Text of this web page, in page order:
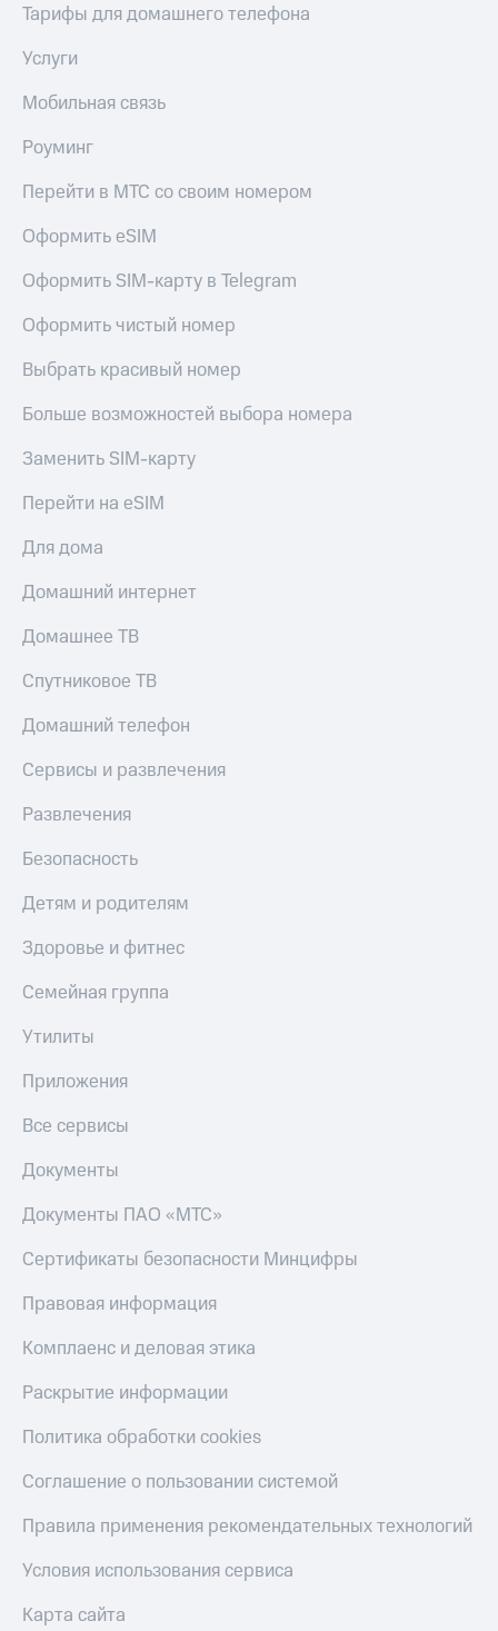
Тарифы для домашнего телефона
Услуги
Мобильная связь
Роуминг
Перейти в МТС со своим номером
Оформить eSIM
Оформить SIM-карту в Telegram
Оформить чистый номер
Выбрать красивый номер
Больше возможностей выбора номера
Заменить SIM-карту
Перейти на eSIM
Для дома
Домашний интернет
Домашнее ТВ
Спутниковое ТВ
Домашний телефон
Сервисы и развлечения
Развлечения
Безопасность
Детям и родителям
Здоровье и фитнес
Семейная группа
Утилиты
Приложения
Все сервисы
Документы
Документы ПАО «МТС»
Сертификаты безопасности Минцифры
Правовая информация
Комплаенс и деловая этика
Раскрытие информации
Политика обработки cookies
Соглашение о пользовании системой
Правила применения рекомендательных технологий
Условия использования сервиса
Карта сайта